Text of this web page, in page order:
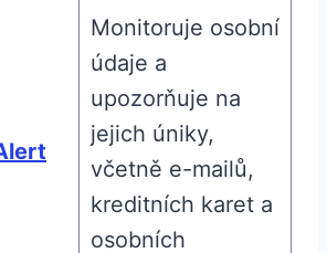
Monitoruje osobní
údaje a
upozorňuje na
jejich úniky,
včetně e-mailů,
kreditních karet a
osobních